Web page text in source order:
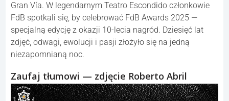
Gran Vía. W legendarnym Teatro Escondido członkowie
FdB spotkali się, by celebrować FdB Awards 2025 —
specjalną edycję z okazji 10-lecia nagród. Dziesięć lat
zdjęć, odwagi, ewolucji i pasji złożyło się na jedną
niezapomnianą noc.
Zaufaj tłumowi — zdjęcie Roberto Abril